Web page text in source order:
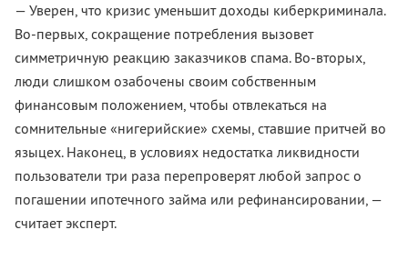
— Уверен, что кризис уменьшит доходы киберкриминала.
Во-первых, сокращение потребления вызовет
симметричную реакцию заказчиков спама. Во-вторых,
люди слишком озабочены своим собственным
финансовым положением, чтобы отвлекаться на
сомнительные «нигерийские» схемы, ставшие притчей во
языцех. Наконец, в условиях недостатка ликвидности
пользователи три раза перепроверят любой запрос о
погашении ипотечного займа или рефинансировании, —
считает эксперт.